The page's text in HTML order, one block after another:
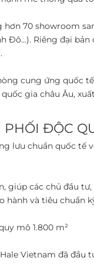
70 showroom
Đô...). Riêng đại
cung ứng quốc
gia châu Âu,
ĐỘC
lưu chuẩn quốc tế
các chủ đầu
hành và tiêu chuẩn
mô 1.800 m²
Vietnam đã đầu